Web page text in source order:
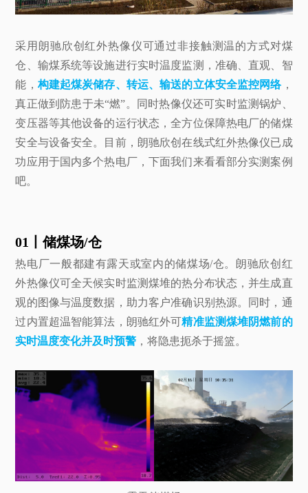
采用朗驰欣创红外热像仪可通过非接触测温的方式对煤
仓、输煤系统等设施进行实时温度监测，准确、直观、智
能，构建起煤炭储存、转运、输送的立体安全监控网络，
真正做到防患于未“燃”。同时热像仪还可实时监测锅炉、
变压器等其他设备的运行状态，全方位保障热电厂的储煤
安全与设备安全。目前，朗驰欣创在线式红外热像仪已成
功应用于国内多个热电厂，下面我们来看看部分实测案例
吧。
01丨储煤场/仓
热电厂一般都建有露天或室内的储煤场/仓。朗驰欣创红
外热像仪可全天候实时监测煤堆的热分布状态，并生成直
观的图像与温度数据，助力客户准确识别热源。同时，通
过内置超温智能算法，朗驰红外可精准监测煤堆阴燃前的
实时温度变化并及时预警 ，将隐患扼杀于摇篮。